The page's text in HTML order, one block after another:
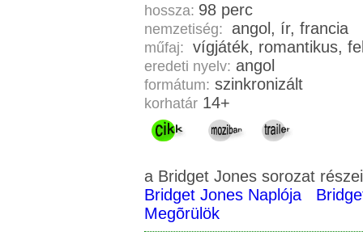
hossza: 98 perc
nemzetiség: angol, ír, francia
műfaj:
eredeti nyelv: angol
formátum: szinkronizált
korhatár 14+
a Bridget Jones sorozat
Bridget Jones Naplója
Megõrülök